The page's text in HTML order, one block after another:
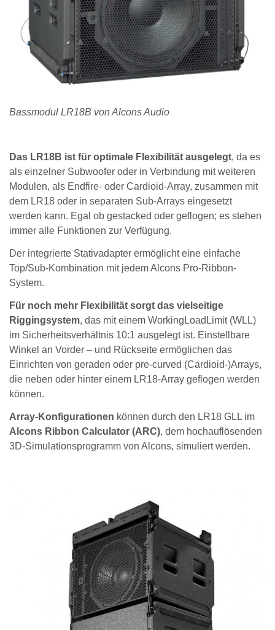
Bassmodul LR18B von Alcons Audio
Das LR18B ist für optimale Flexibilität ausgelegt, da es
als einzelner Subwoofer oder in Verbindung mit weiteren
Modulen, als Endfire- oder Cardioid-Array, zusammen mit
dem LR18 oder in separaten Sub-Arrays eingesetzt
werden kann. Egal ob gestacked oder geflogen; es stehen
immer alle Funktionen zur Verfügung.
Der integrierte Stativadapter ermöglicht eine einfache
Top/Sub-Kombination mit jedem Alcons Pro-Ribbon-
System.
Für noch mehr Flexibilität sorgt das vielseitige
Riggingsystem, das mit einem WorkingLoadLimit (WLL)
im Sicherheitsverhältnis 10:1 ausgelegt ist. Einstellbare
Winkel an Vorder – und Rückseite ermöglichen das
Einrichten von geraden oder pre-curved (Cardioid-)Arrays,
die neben oder hinter einem LR18-Array geflogen werden
können.
Array-Konfigurationen können durch den LR18 GLL im
Alcons Ribbon Calculator (ARC), dem hochauflösenden
3D-Simulationsprogramm von Alcons, simuliert werden.